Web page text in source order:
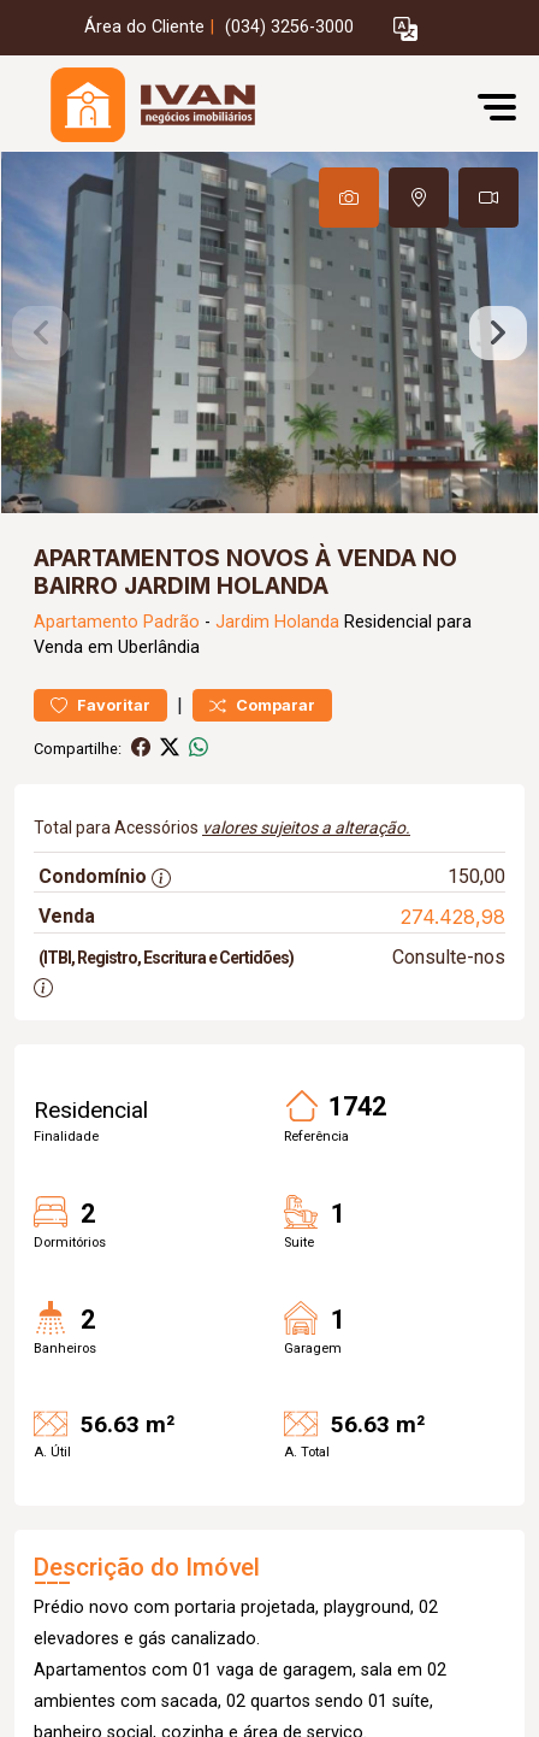
Área do Cliente (034) 3256-3000
APARTAMENTOS NOVOS À VENDA NO
BAIRRO JARDIM HOLANDA
Apartamento Padrão - Jardim Holanda Residencial para
Venda em Uberlândia
Favoritar | Comparar
Compartilhe:
Total para Acessórios valores sujeitos a alteração.
Condomínio
150,00
Venda
274.428,98
(ITBI, Registro, Escritura e Certidões) Consulte-nos
Residencial
Finalidade
1742
Referência
2
Dormitórios
1
Suite
2
Banheiros
1
Garagem
56.63 m²
A. Útil
56.63 m²
A. Total
Descrição do Imóvel
Prédio novo com portaria projetada, playground, 02
elevadores e gás canalizado.
Apartamentos com 01 vaga de garagem, sala em 02
ambientes com sacada, 02 quartos sendo 01 suíte,
banheiro social, cozinha e área de serviço.